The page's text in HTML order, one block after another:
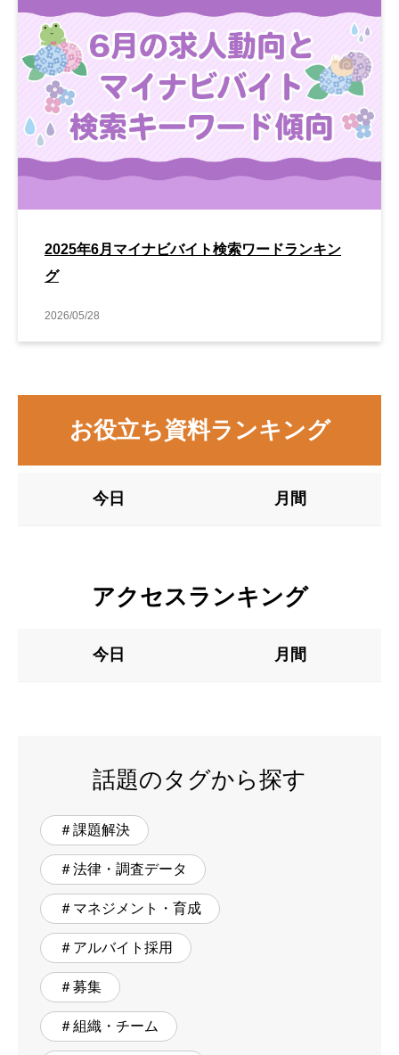
2025年6月マイナビバイト検索ワードランキン
グ
2026/05/28
お役立ち資料ランキング
今日 月間
アクセスランキング
今日 月間
話題のタグから探す
＃課題解決
＃法律・調査データ
＃マネジメント・育成
＃アルバイト採用
＃募集
＃組織・チーム